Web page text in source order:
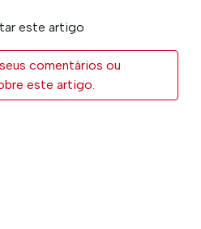
este artigo
comentários ou
este artigo.